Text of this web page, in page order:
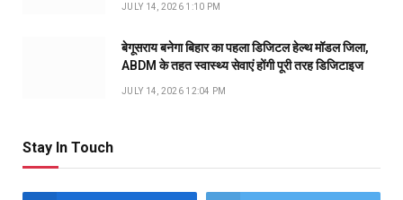
JULY 14, 2026 1:10 PM
बेगूसराय बनेगा बिहार का पहला डिजिटल हेल्थ मॉडल जिला,
ABDM के तहत स्वास्थ्य सेवाएं होंगी पूरी तरह डिजिटाइज
JULY 14, 2026 12:04 PM
Stay In Touch